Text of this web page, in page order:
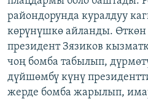
райондорунда куралдуу
көрүнүшкө айланды.
президент Зязиков
чоң бомба табылып,
дүйшөмбү күнү
жерде бомба жарылып,